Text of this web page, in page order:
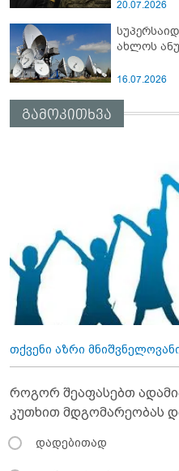
20.07.2026
16.07.2026
გამოკითხვა
თქვენი აზრი
როგორ შეაფასებთ
კუთხით მდგომარეობას
დადებითად